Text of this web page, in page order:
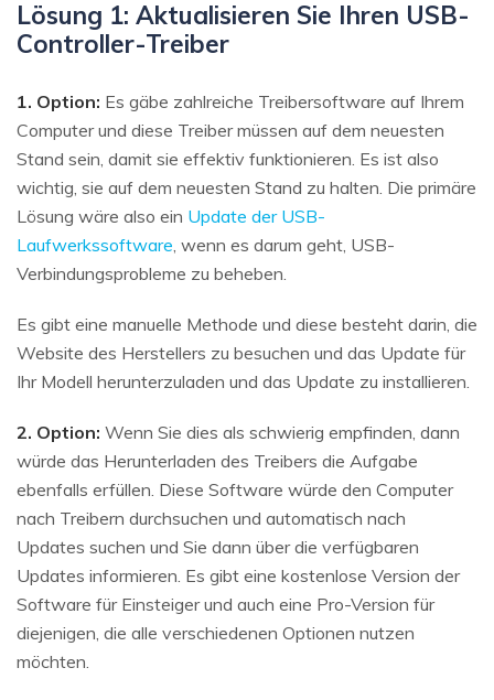
Lösung 1: Aktualisieren Sie Ihren USB-
Controller-Treiber
1. Option: Es gäbe zahlreiche Treibersoftware auf Ihrem
Computer und diese Treiber müssen auf dem neuesten
Stand sein, damit sie effektiv funktionieren. Es ist also
wichtig, sie auf dem neuesten Stand zu halten. Die primäre
Lösung wäre also ein Update der USB-
Laufwerkssoftware, wenn es darum geht, USB-
Verbindungsprobleme zu beheben.
Es gibt eine manuelle Methode und diese besteht darin, die
Website des Herstellers zu besuchen und das Update für
Ihr Modell herunterzuladen und das Update zu installieren.
2. Option: Wenn Sie dies als schwierig empfinden, dann
würde das Herunterladen des Treibers die Aufgabe
ebenfalls erfüllen. Diese Software würde den Computer
nach Treibern durchsuchen und automatisch nach
Updates suchen und Sie dann über die verfügbaren
Updates informieren. Es gibt eine kostenlose Version der
Software für Einsteiger und auch eine Pro-Version für
diejenigen, die alle verschiedenen Optionen nutzen
möchten.